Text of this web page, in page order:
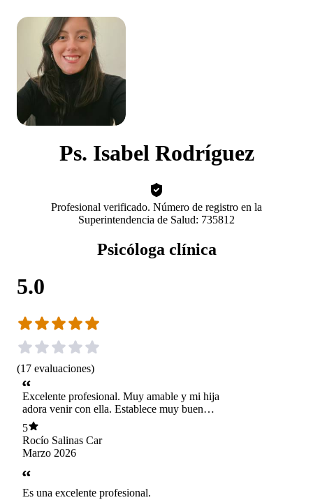
Ps. Isabel Rodríguez
Profesional verificado. Número de registro en la
Superintendencia de Salud: 735812
Psicóloga clínica
5.0
(17 evaluaciones)
Excelente profesional. Muy amable y mi hija
adora venir con ella. Establece muy buen
vínculo terapéutico.
5
Rocío Salinas Car
Marzo 2026
Es una excelente profesional.